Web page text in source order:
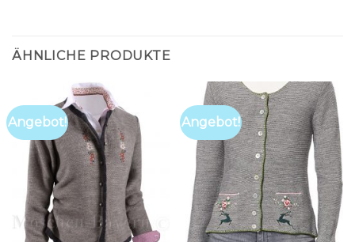
ÄHNLICHE PRODUKTE
Angebot! Angebot!